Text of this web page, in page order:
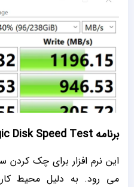
برنامه BlackMagic Disk Speed Test
می رود. به دلیل محیط